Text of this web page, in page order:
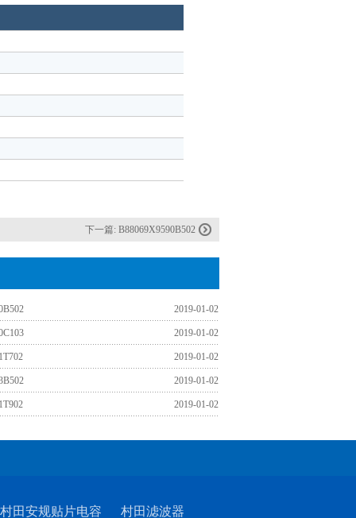
下一篇: B88069X9590B502
2019-01-02
2019-01-02
2019-01-02
2019-01-02
2019-01-02
村田安规贴片电容 村田滤波器